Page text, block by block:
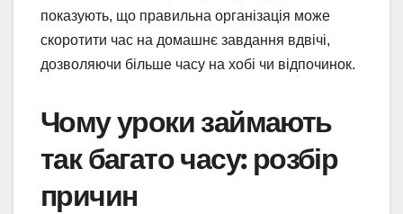
показують, що правильна організація може
скоротити час на домашнє завдання вдвічі,
дозволяючи більше часу на хобі чи відпочинок.
Чому уроки займають
так багато часу: розбір
причин